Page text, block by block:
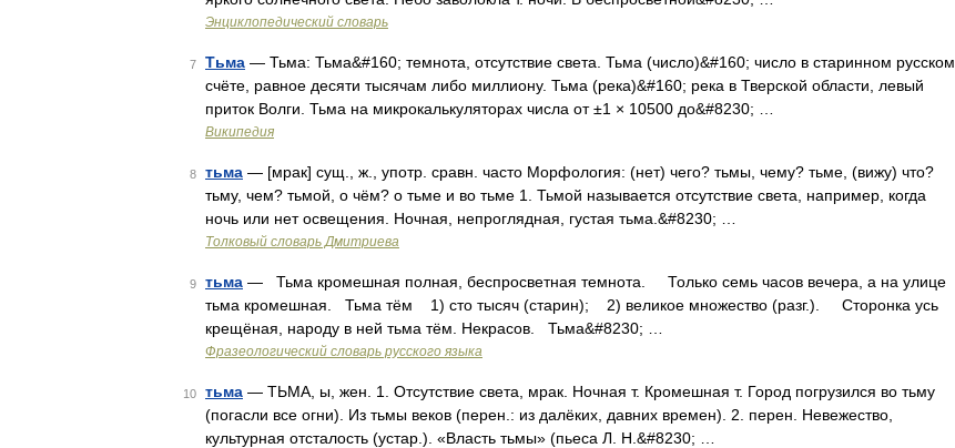
Энциклопедический словарь
7 Тьма — Тьма: Тьма&#160; темнота, отсутствие света. Тьма (число)&#160; число в старинном русском
счёте, равное десяти тысячам либо миллиону. Тьма (река)&#160; река в Тверской области, левый
приток Волги. Тьма на микрокалькуляторах числа от ±1 × 10500 до&#8230; …
Википедия
8 тьма — [мрак] сущ., ж., употр. сравн. часто Морфология: (нет) чего? тьмы, чему? тьме, (вижу) что?
тьму, чем? тьмой, о чём? о тьме и во тьме 1. Тьмой называется отсутствие света, например, когда
ночь или нет освещения. Ночная, непроглядная, густая тьма.&#8230; …
Толковый словарь Дмитриева
9 тьма — Тьма кромешная полная, беспросветная темнота. Только семь часов вечера, а на улице
тьма кромешная. Тьма тём 1) сто тысяч (старин); 2) великое множество (разг.). Сторонка усь
крещёная, народу в ней тьма тём. Некрасов. Тьма&#8230; …
Фразеологический словарь русского языка
10 тьма — ТЬМА, ы, жен. 1. Отсутствие света, мрак. Ночная т. Кромешная т. Город погрузился во тьму
(погасли все огни). Из тьмы веков (перен.: из далёких, давних времен). 2. перен. Невежество,
культурная отсталость (устар.). «Власть тьмы» (пьеса Л. Н.&#8230; …